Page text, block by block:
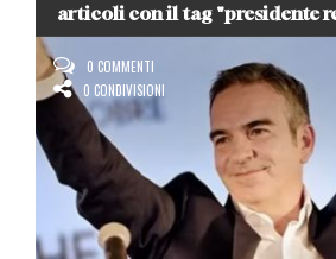
articoli con il tag "presidente
calabria"
0 COMMENTI
0 CONDIVISIONI